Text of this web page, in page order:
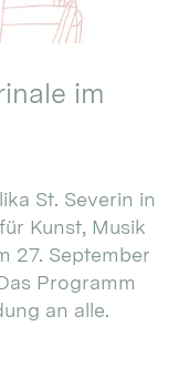
im
St. Severin in
Kunst, Musik
27. September
Programm
an alle.